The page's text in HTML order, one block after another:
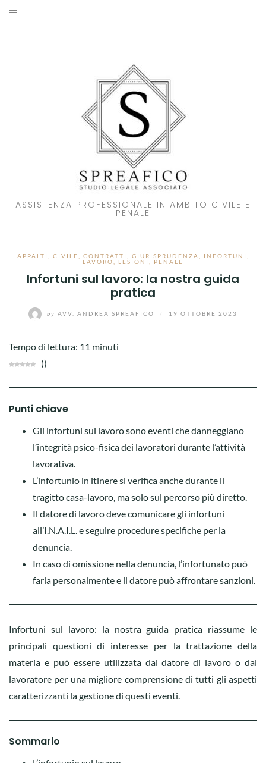
Skip
ASSISTENZA PROFESSIONALE IN AMBITO CIVILE E
PENALE
APPALTI CIVILE CONTRATTI GIURISPRUDENZA INFORTUNI
LAVORO
LESIONI PENALE
Infortuni sul lavoro: la nostra guida
pratica
by AVV. ANDREA SPREAFICO 19 OTTOBRE 2023
Tempo di lettura: 11 minuti
()
Punti chiave
Gli infortuni sul lavoro sono eventi che danneggiano
l’integrità psico-fisica dei lavoratori durante l’attività
lavorativa.
L’infortunio in itinere si verifica anche durante il
tragitto casa-lavoro, ma solo sul percorso più diretto.
Il datore di lavoro deve comunicare gli infortuni
all’I.N.A.I.L. e seguire procedure specifiche per la
denuncia.
In caso di omissione nella denuncia, l’infortunato può
farla personalmente e il datore può affrontare sanzioni.
Infortuni sul lavoro: la nostra guida pratica riassume le
principali questioni di interesse per la trattazione della
materia e può essere utilizzata dal datore di lavoro o dal
lavoratore per una migliore comprensione di tutti gli aspetti
caratterizzanti la gestione di questi eventi.
Sommario